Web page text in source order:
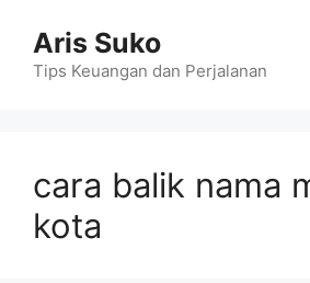
content
Aris Suko
Tips Keuangan dan Perjalanan
cara balik nama
kota